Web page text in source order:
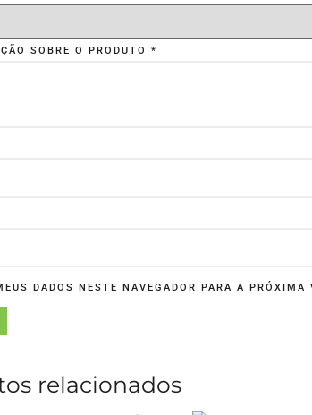
SOBRE O PRODUTO *
DADOS NESTE NAVEGADOR PARA A PRÓXIMA
relacionados